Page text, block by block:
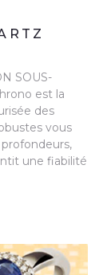
SOUS-
est la
des
vous
une fiabilité